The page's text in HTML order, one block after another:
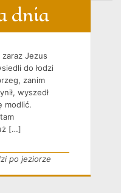
dnia
zaraz Jezus
do łodzi
zanim
wyszedł
modlić.
[…]
po jeziorze